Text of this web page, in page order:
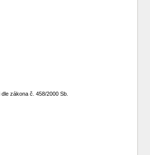
zákona č. 458/2000 Sb.